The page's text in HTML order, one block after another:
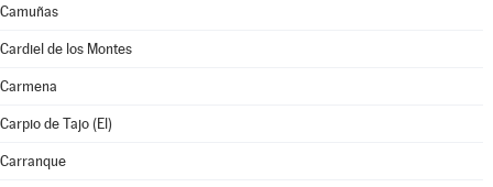
Camuñas
Cardiel de los Montes
Carmena
Carpio de Tajo (El)
Carranque